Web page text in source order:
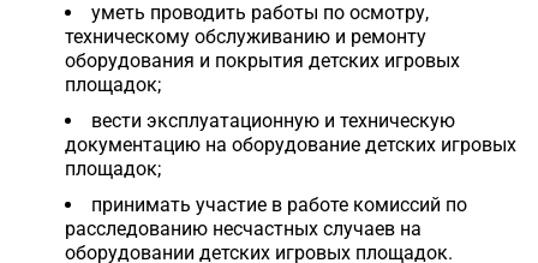
уметь проводить работы по осмотру,
техническому обслуживанию и ремонту
оборудования и покрытия детских игровых
площадок;
вести эксплуатационную и техническую
документацию на оборудование детских игровых
площадок;
принимать участие в работе комиссий по
расследованию несчастных случаев на
оборудовании детских игровых площадок.